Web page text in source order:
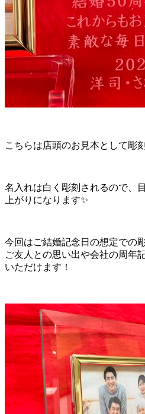
こちらは店頭のお見本として彫
名入れは白く彫刻されるので、
上がりになります✨
今回はご結婚記念日の想定での
ご友人との思い出や会社の周年
いただけます！